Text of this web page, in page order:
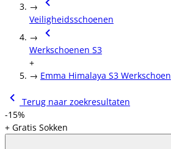
→
Veiligheidsschoenen
→
Werkschoenen S3
+
→ Emma Himalaya S3 Werkschoen
Terug naar zoekresultaten
-15%
+ Gratis Sokken